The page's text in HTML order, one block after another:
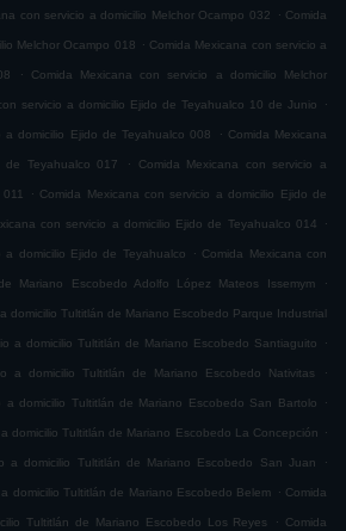
con servicio a domicilio Melchor Ocampo 032 . Comida
Melchor Ocampo 018 . Comida Mexicana con servicio a
. Comida Mexicana con servicio a domicilio Melchor
servicio a domicilio Ejido de Teyahualco 10 de Junio .
a domicilio Ejido de Teyahualco 008 . Comida Mexicana
de Teyahualco 017 . Comida Mexicana con servicio a
. Comida Mexicana con servicio a domicilio Ejido de
con servicio a domicilio Ejido de Teyahualco 014 .
a domicilio Ejido de Teyahualco . Comida Mexicana con
Mariano Escobedo Adolfo López Mateos Issemym .
domicilio Tultitlán de Mariano Escobedo Parque Industrial
a domicilio Tultitlán de Mariano Escobedo Santiaguito .
a domicilio Tultitlán de Mariano Escobedo Nativitas .
a domicilio Tultitlán de Mariano Escobedo San Bartolo .
domicilio Tultitlán de Mariano Escobedo La Concepción .
a domicilio Tultitlán de Mariano Escobedo San Juan .
domicilio Tultitlán de Mariano Escobedo Belem . Comida
Tultitlán de Mariano Escobedo Los Reyes . Comida